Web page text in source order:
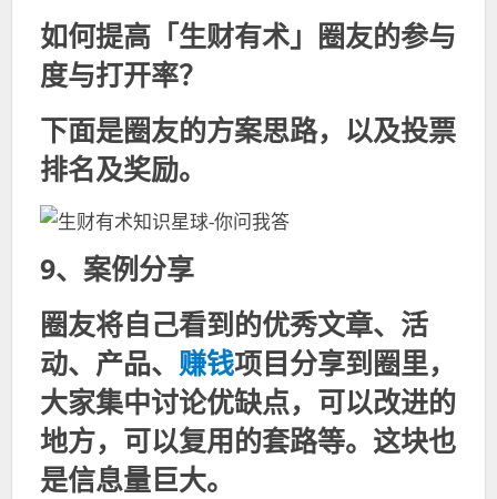
如何提高「生财有术」圈友的参与
度与打开率？
下面是圈友的方案思路，以及投票
排名及奖励。
9、案例分享
圈友将自己看到的优秀文章、活
动、产品、 赚钱项目分享到圈里，
大家集中讨论优缺点，可以改进的
地方，可以复用的套路等。这块也
是信息量巨大。